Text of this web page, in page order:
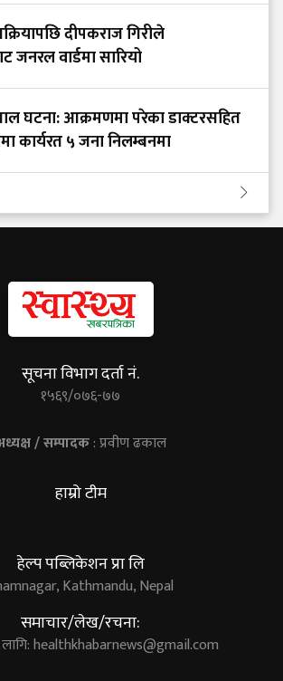
दीपकराज गिरीले
वार्डमा सारियो
घटना: आक्रमणमा परेका डाक्टरसहित
कार्यरत ५ जना निलम्बनमा
सूचना विभाग दर्ता नं.
१५६९/०७६-७७
/ सम्पादक: प्रवीण ढकाल
हाम्रो टीम
हेल्प पब्लिकेशन प्रा लि
Kathmandu, Nepal
समाचार/लेख/रचना:
healthkhabarnews@gmail.com